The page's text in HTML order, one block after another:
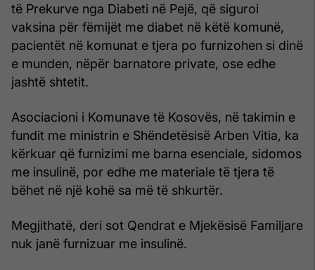
të Prekurve nga Diabeti në Pejë, që siguroi
vaksina për fëmijët me diabet në këtë komunë,
pacientët në komunat e tjera po furnizohen si dinë
e munden, nëpër barnatore private, ose edhe
jashtë shtetit.
Asociacioni i Komunave të Kosovës, në takimin e
fundit me ministrin e Shëndetësisë Arben Vitia, ka
kërkuar që furnizimi me barna esenciale, sidomos
me insulinë, por edhe me materiale të tjera të
bëhet në një kohë sa më të shkurtër.
Megjithatë, deri sot Qendrat e Mjekësisë Familjare
nuk janë furnizuar me insulinë.